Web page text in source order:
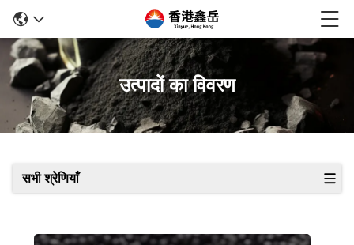
उत्पादों का विवरण
सभी श्रेणियाँ